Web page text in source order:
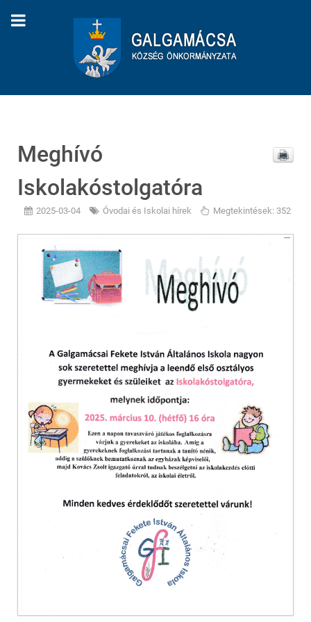
Meghívó
Iskolakóstolgatóra
2025-03-04 Óvodai és Iskolai hírek Megtekintések: 352